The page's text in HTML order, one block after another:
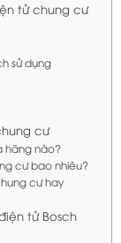
tử chung cư
sử dụng
cư
hãng nào?
cư bao nhiêu?
cư hay
tử Bosch